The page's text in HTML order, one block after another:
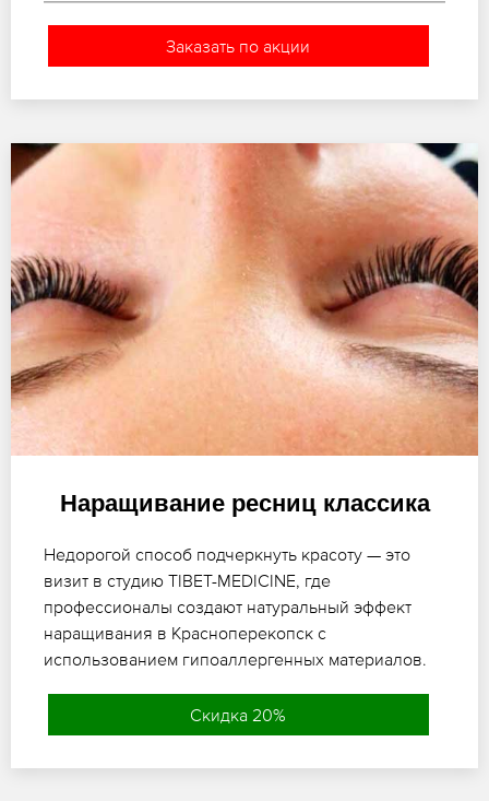
Заказать по акции
Наращивание ресниц классика
Недорогой способ подчеркнуть красоту — это
визит в студию TIBET-MEDICINE, где
профессионалы создают натуральный эффект
наращивания в Красноперекопск с
использованием гипоаллергенных материалов.
Скидка 20%